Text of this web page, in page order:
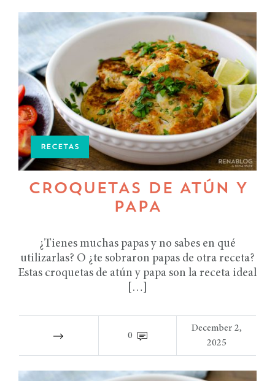
RECETAS
CROQUETAS DE ATÚN Y
PAPA
¿Tienes muchas papas y no sabes en qué
utilizarlas? O ¿te sobraron papas de otra receta?
Estas croquetas de atún y papa son la receta ideal
[…]
0
December 2,
2025